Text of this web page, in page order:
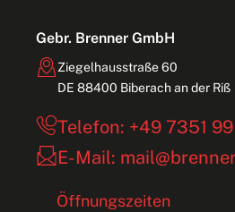
Gebr. Brenner GmbH
Ziegelhausstraße 60
DE 88400 Biberach an der Riß
Telefon: +49 7351
E-Mail:
Öffnungszeiten